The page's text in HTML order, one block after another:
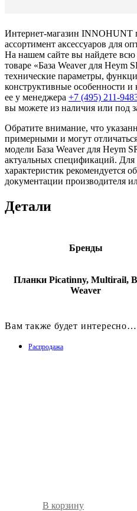
Интернет-магазин INNOHUNT
ассортимент аксессуаров для
На нашем сайте вы найдете
товаре «База Weaver для Heym
технические параметры,
конструктивные особенности
ее у менеджера +7 (495) 211-
вы можете из наличия или под
Обратите внимание, что
примерными и могут
модели База Weaver для Heym
актуальных спецификаций.
характеристик рекомендуется
документации производителя
Детали
Бренды
Планки Picatinny, Multirail,
Weaver
Вам также будет интересно…
Распродажа
В корзину